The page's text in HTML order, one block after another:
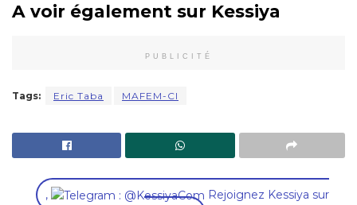
A voir également sur Kessiya
PUBLICITÉ
Tags: Eric Taba MAFEM-CI
,
Rejoignez Kessiya sur